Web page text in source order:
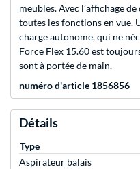
meubles. Avec l’affichage
toutes les fonctions en vue.
charge autonome, qui ne
Force Flex 15.60 est
sont à portée de main.
numéro d'article 1856856
Détails
Type
Aspirateur balais